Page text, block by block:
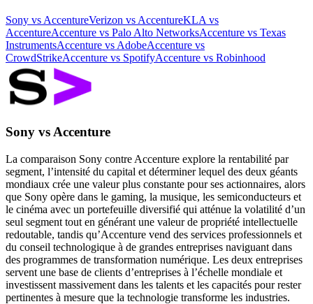
Sony vs AccentureVerizon vs AccentureKLA vs
AccentureAccenture vs Palo Alto NetworksAccenture vs Texas
InstrumentsAccenture vs AdobeAccenture vs
CrowdStrikeAccenture vs SpotifyAccenture vs Robinhood
Sony vs Accenture
La comparaison Sony contre Accenture explore la rentabilité par
segment, l’intensité du capital et déterminer lequel des deux géants
mondiaux crée une valeur plus constante pour ses actionnaires, alors
que Sony opère dans le gaming, la musique, les semiconducteurs et
le cinéma avec un portefeuille diversifié qui atténue la volatilité d’un
seul segment tout en générant une valeur de propriété intellectuelle
redoutable, tandis qu’Accenture vend des services professionnels et
du conseil technologique à de grandes entreprises naviguant dans
des programmes de transformation numérique. Les deux entreprises
servent une base de clients d’entreprises à l’échelle mondiale et
investissent massivement dans les talents et les capacités pour rester
pertinentes à mesure que la technologie transforme les industries.